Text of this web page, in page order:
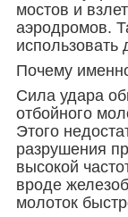
мостов и
аэродромов.
использовать
Почему
Сила удара
отбойного
Этого
разрушения
высокой
вроде
молоток